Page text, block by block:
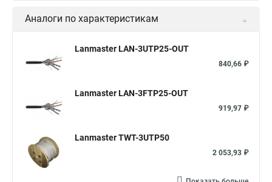
Аналоги по характеристикам
Lanmaster LAN-3UTP25-OUT
840,66 ₽
Lanmaster LAN-3FTP25-OUT
919,97 ₽
Lanmaster TWT-3UTP50
2 053,93 ₽